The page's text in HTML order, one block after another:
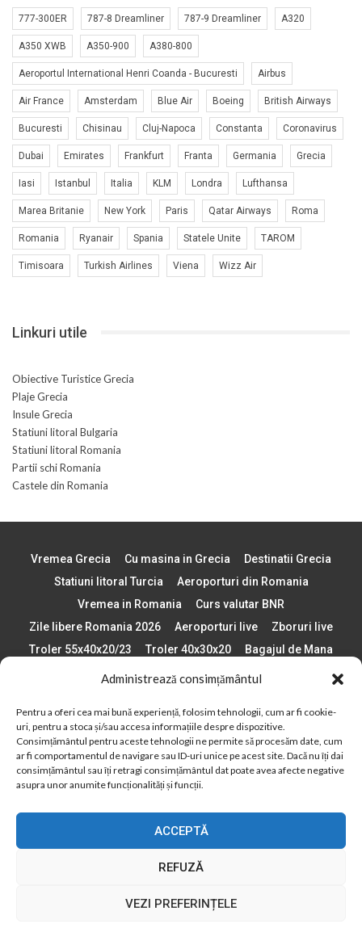
Administrează consimțământul
Pentru a oferi cea mai bună experiență, folosim tehnologii, cum ar fi cookie-
uri, pentru a stoca și/sau accesa informațiile despre dispozitive.
Consimțământul pentru aceste tehnologii ne permite să procesăm date, cum
ar fi comportamentul de navigare sau ID-uri unice pe acest site. Dacă nu îți dai
consimțământul sau îți retragi consimțământul dat poate avea afecte negative
asupra unor anumite funcționalități și funcții.
ACCEPTĂ
REFUZĂ
VEZI PREFERINȚELE
777-300ER 787-8 Dreamliner 787-9 Dreamliner A320
A350 XWB A350-900 A380-800
Aeroportul International Henri Coanda - Bucuresti Airbus
Air France Amsterdam Blue Air Boeing British Airways
Bucuresti Chisinau Cluj-Napoca Constanta Coronavirus
Dubai Emirates Frankfurt Franta Germania Grecia
Iasi Istanbul Italia KLM Londra Lufthansa
Marea Britanie New York Paris Qatar Airways Roma
Romania Ryanair Spania Statele Unite TAROM
Timisoara Turkish Airlines Viena Wizz Air
Linkuri utile
Obiective Turistice Grecia
Plaje Grecia
Insule Grecia
Statiuni litoral Bulgaria
Statiuni litoral Romania
Partii schi Romania
Castele din Romania
Vremea Grecia Cu masina in Grecia
Destinatii Grecia
Statiuni litoral Turcia
Aeroporturi din Romania
Vremea in Romania
Curs valutar BNR
Zile libere Romania 2026
Aeroporturi live
Zboruri live
Troler 55x40x20/23
Troler 40x30x20
Bagajul de Mana
Paste 2026
Cele mai bune telefoane
Plaje din Europa
Concerte Romania 2025
Asigurare de calatorie
Când se schimba ora în 2026
Calendar Formula 1 sezon 2026
Boarding Pass
Despre AirlinesTravel.ro
Politică cookie-uri (UE)
Cookie Policy (AU)
Politică cookie-uri (ZA)
Politică cookie-uri (Canada)
Politică cookie-uri (BR)
2012 - 2025 © Toate drepturile rezervate